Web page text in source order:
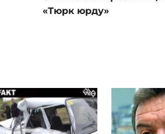
«Тюрк юрду»